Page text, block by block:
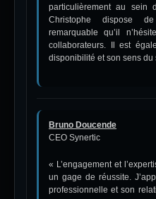
particulièrement au sein
Christophe dispose de
remarquable qu’il
collaborateurs. Il est
disponibilité et son sens du
Bruno Doucende
CEO Synertic
« L’engagement et
un gage de réussite.
professionnelle et son